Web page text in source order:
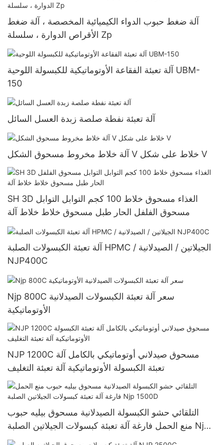
آلة ضغط حبوب الدواء الكيميائية المخصصة ، آلة ضغط
الأقراص الدوارة ، سلسلة Zp
آلة تعبئة الفقاعة الأوتوماتيكية للكبسولة اللوحية UBM-
150
آلة تعبئة نفطة صلصة زبدة العسل السائل
آلة خلاط مخروط مسحوق الشكل V خلاط على شكل V
SH 3D الغذاء مسحوق خلاط 100 كجم التوابل التوابل
مسحوق الفلفل الحار طبل مسحوق خلاط خلاط آلة
آلة تعبئة الكبسولات الصلبة HPMC / الجيلاتين / الصيدلانية
NJP400C
Njp 800C سعر آلة تعبئة الكبسولات الصيدلانية
الأوتوماتيكية
NJP 1200C مسحوق صيدلاني أوتوماتيكي بالكامل آلة
تعبئة الكبسولة الأوتوماتيكية آلة تعبئة التغليف
التلقائي حشو الكبسولة الصيدلانية مسحوق بيليه حبوب
منع الحمل فارغة آلة تعبئة كبسولات الجيلاتين الصلبة Njp
1500D